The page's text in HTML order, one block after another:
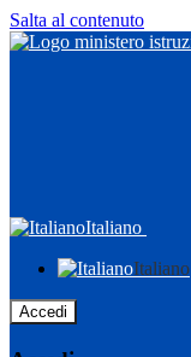
Salta al contenuto
Italiano
Italiano
Accedi